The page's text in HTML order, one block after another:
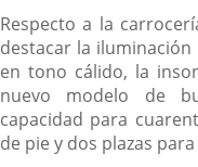
Respecto a la
destacar la
en tono cálido, la
nuevo modelo de
capacidad para
de pie y dos plazas